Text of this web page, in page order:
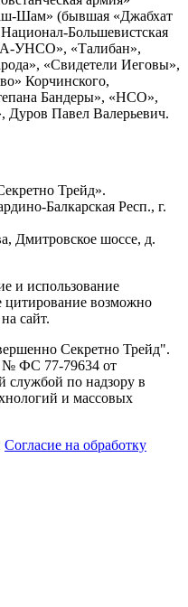
Шам» (бывшая «Джабхат
Большевистская
УНСО», «Талибан»,
«Свидетели Иеговы»,
Корчинского,
Бандеры», «НСО»,
Дуров Павел Валерьевич.
Трейд».
Балкарская Респ., г.
Дмитровское шоссе, д.
и использование
цитирование возможно
сайт.
Секретно Трейд".
№ ФС 77-79634 от
службой по надзору в
и массовых
Согласие на обработку